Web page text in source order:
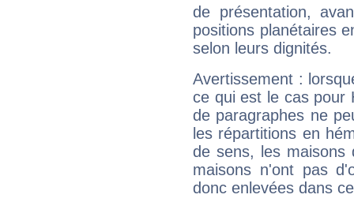
de présentation,
positions planétaires
selon leurs dignités.
Avertissement :
ce qui est le cas pour
de paragraphes ne
les répartitions en
de sens, les maisons
maisons n'ont pas
donc enlevées dans